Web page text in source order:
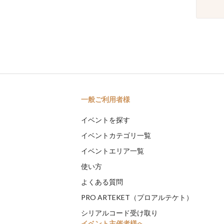
一般ご利用者様
イベントを探す
イベントカテゴリ一覧
イベントエリア一覧
使い方
よくある質問
PRO ARTEKET（プロアルテケト）
シリアルコード受け取り